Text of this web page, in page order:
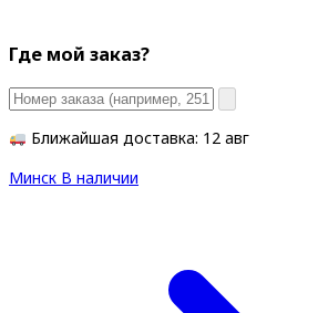
Где мой заказ?
Ближайшая доставка: 12 авг
Минск В наличии